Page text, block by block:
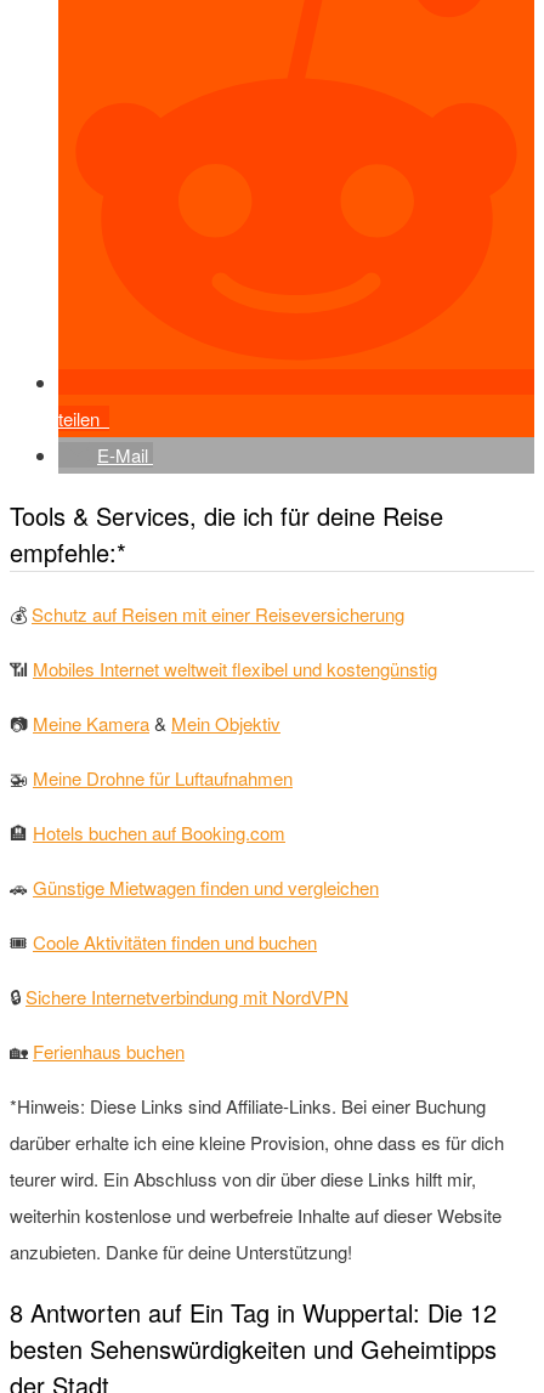
teilen
E-Mail
Tools & Services, die ich für deine Reise
empfehle:*
💰Schutz auf Reisen mit einer Reiseversicherung
📶 Mobiles Internet weltweit flexibel und kostengünstig
📷 Meine Kamera& Mein Objektiv
🚁 Meine Drohne für Luftaufnahmen
🏨 Hotels buchen auf Booking.com
🚗 Günstige Mietwagen finden und vergleichen
🎟 Coole Aktivitäten finden und buchen
🔒Sichere Internetverbindung mit NordVPN
🏡 Ferienhaus buchen
*Hinweis: Diese Links sind Affiliate-Links. Bei einer Buchung
darüber erhalte ich eine kleine Provision, ohne dass es für dich
teurer wird. Ein Abschluss von dir über diese Links hilft mir,
weiterhin kostenlose und werbefreie Inhalte auf dieser Website
anzubieten. Danke für deine Unterstützung!
8 Antworten auf Ein Tag in Wuppertal: Die 12
besten Sehenswürdigkeiten und Geheimtipps
der Stadt